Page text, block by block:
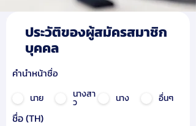
ประวัติของผู้สมัครสมาชิก
บุคคล
คำนำหน้าชื่อ
นาย นางสา
ว นาง อื่นๆ
ชื่อ (TH)